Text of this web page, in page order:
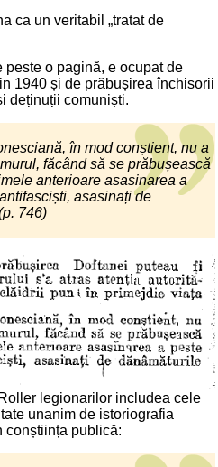
ca un veritabil „tratat de
o pagină, e ocupat de
1940 și de prăbușirea închisorii
deținuții comuniști.
în mod conștient, nu a
făcând să se prăbușească
anterioare asasinarea a
asasinați de
746)
legionarilor includea cele
unanim de istoriografia
conștiința publică: